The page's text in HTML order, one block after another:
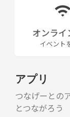
オンライ
イベント
アプリ
つなげーとの
とつながろう